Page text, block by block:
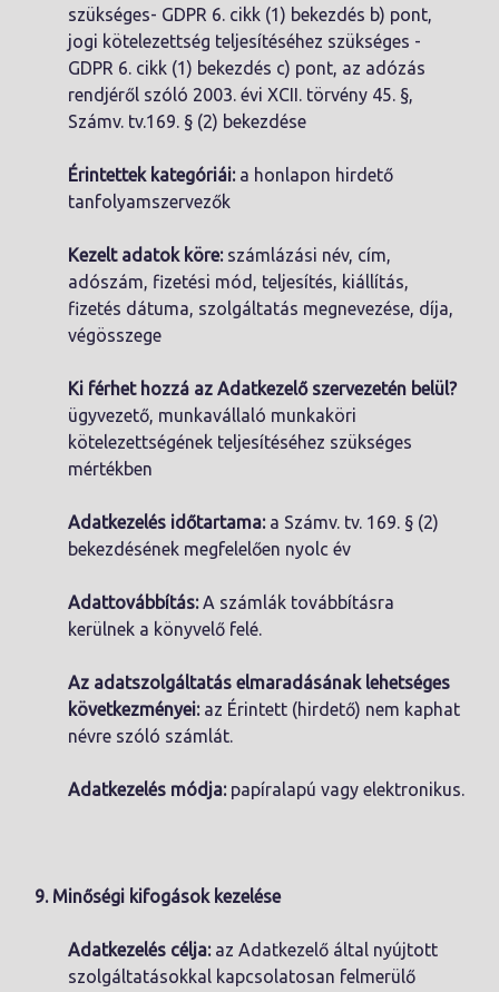
szükséges- GDPR 6. cikk (1) bekezdés b) pont,
jogi kötelezettség teljesítéséhez szükséges -
GDPR 6. cikk (1) bekezdés c) pont, az adózás
rendjéről szóló 2003. évi XCII. törvény 45. §,
Számv. tv.169. § (2) bekezdése
Érintettek kategóriái: a honlapon hirdető
tanfolyamszervezők
Kezelt adatok köre: számlázási név, cím,
adószám, fizetési mód, teljesítés, kiállítás,
fizetés dátuma, szolgáltatás megnevezése, díja,
végösszege
Ki férhet hozzá az Adatkezelő szervezetén belül?
ügyvezető, munkavállaló munkaköri
kötelezettségének teljesítéséhez szükséges
mértékben
Adatkezelés időtartama: a Számv. tv. 169. § (2)
bekezdésének megfelelően nyolc év
Adattovábbítás:A számlák továbbításra
kerülnek a könyvelő felé.
Az adatszolgáltatás elmaradásának lehetséges
következményei: az Érintett (hirdető) nem kaphat
névre szóló számlát.
Adatkezelés módja:papíralapú vagy elektronikus.
9. Minőségi kifogások kezelése
Adatkezelés célja: az Adatkezelő által nyújtott
szolgáltatásokkal kapcsolatosan felmerülő